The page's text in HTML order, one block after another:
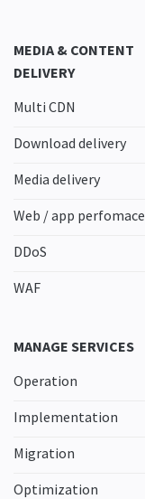
MEDIA & CONTENT
DELIVERY
Multi CDN
Download delivery
Media delivery
Web / app perfomace
DDoS
WAF
MANAGE SERVICES
Operation
Implementation
Migration
Optimization